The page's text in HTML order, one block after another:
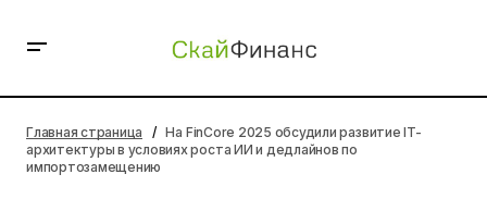
условиях роста ИИ и дедлайнов по
импортозамещению
Главная страница
На FinCore 2025 обсудили развитие IT-
архитектуры в условиях роста ИИ и дедлайнов по
импортозамещению